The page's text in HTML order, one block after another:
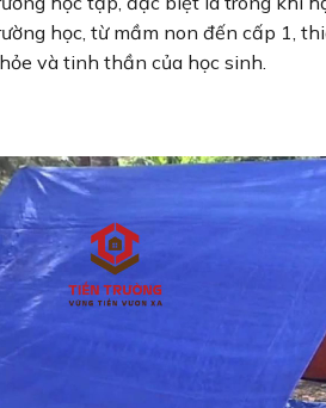
học, từ mầm non đến cấp 1,
và tinh thần của học sinh.